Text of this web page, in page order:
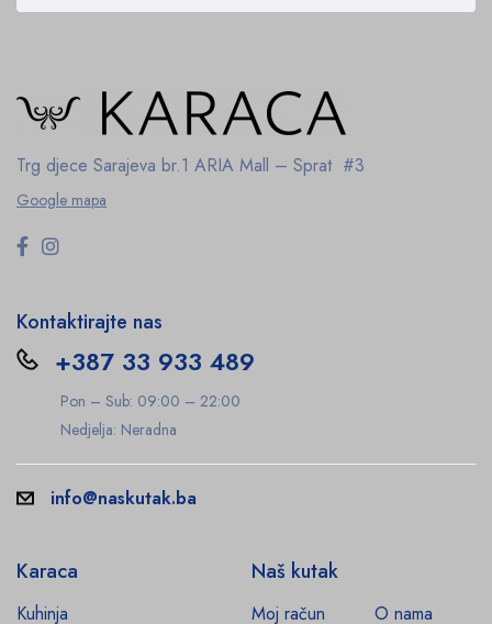
Trg djece Sarajeva br.1 ARIA Mall – Sprat #3
Google mapa
Kontaktirajte nas
+387 33 933 489
Pon – Sub: 09:00 – 22:00
Nedjelja: Neradna
info@naskutak.ba
Karaca
Kuhinja
Naš kutak
Moj račun O nama